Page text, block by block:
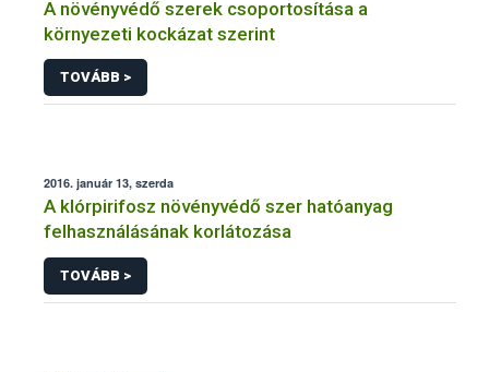
A növényvédő szerek csoportosítása a
környezeti kockázat szerint
TOVÁBB >
2016. január 13, szerda
A klórpirifosz növényvédő szer hatóanyag
felhasználásának korlátozása
TOVÁBB >